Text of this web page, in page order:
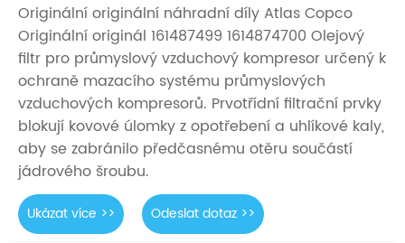
Originální originální náhradní díly Atlas Copco
Originální originál 161487499 1614874700 Olejový
filtr pro průmyslový vzduchový kompresor určený k
ochraně mazacího systému průmyslových
vzduchových kompresorů. Prvotřídní filtrační prvky
blokují kovové úlomky z opotřebení a uhlíkové kaly,
aby se zabránilo předčasnému otěru součástí
jádrového šroubu.
Ukázat více >> Odeslat dotaz >>